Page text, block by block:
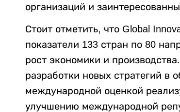
организаций и
Стоит отметить, что Global
показатели 133 стран по 80
рост экономики и
разработки новых стратегий в
международной оценкой
улучшению международной